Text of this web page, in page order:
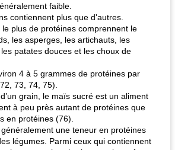
faible.
contiennent plus que d'autres.
plus de protéines comprennent le
les asperges, les artichauts, les
patates douces et les choux de
4 à 5 grammes de protéines par
73, 74, 75).
d’un grain, le maïs sucré est un aliment
à peu près autant de protéines que
en protéines (76).
une teneur en protéines
légumes. Parmi ceux qui contiennent